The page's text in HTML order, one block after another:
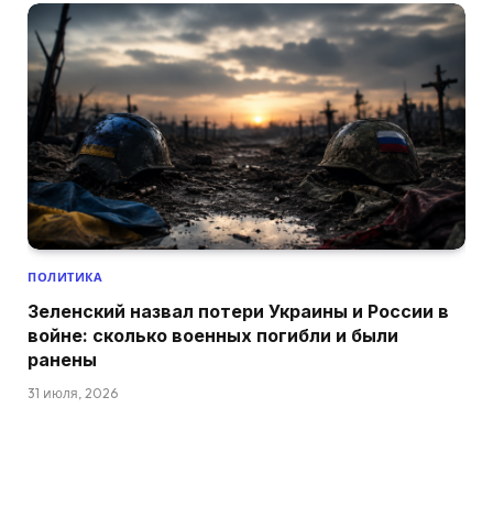
ПОЛИТИКА
Зеленский назвал потери Украины и России в
войне: сколько военных погибли и были
ранены
31 июля, 2026